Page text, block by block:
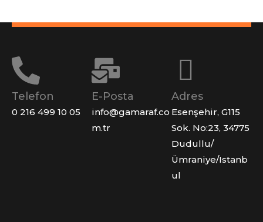
Telefon
0 216 499 10 05
E-Posta
info@gamaraf.co
m.tr
Adres
Esenşehir, G115
Sok. No:23, 34775
Dudullu/
Ümraniye/Istanb
ul